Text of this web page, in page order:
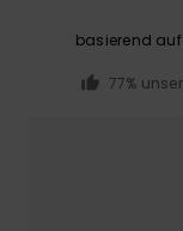
basierend auf
77%